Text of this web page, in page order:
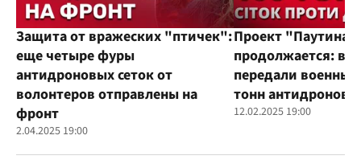
Защита от вражеских "птичек":
еще четыре фуры
антидроновых сеток от
волонтеров отправлены на
фронт
2.04.2025 19:00
Проект "Паутина"
продолжается:
передали
тонн
12.02.2025 19:00